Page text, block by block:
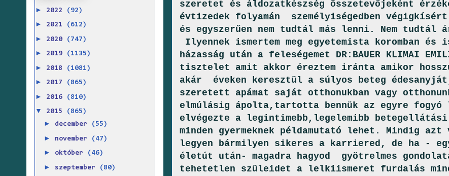
szeretet és áldozatkészség összetevőjeként
évtizedek folyamán személyiségedben
és egyszerűen nem tudtál más lenni. Nem tudtál
Ilyennek ismertem meg egyetemista koromban és
házasság után a feleségemet DR:BAUER KLIMAI
tisztelet amit akkor éreztem iránta amikor hosszú
akár éveken keresztül a súlyos beteg
szeretett apámat saját otthonukban vagy
elmúlásig ápolta,tartotta bennük az egyre
elvégezte a legintimebb,legelemibb
minden gyermeknek példamutató lehet. Mindig
legyen bármilyen sikeres a karriered, de ha -
életút után- magadra hagyod gyötrelmes
tehetetlen szüleidet a lelkiismeret furdalás
► 2022 (92)
► 2021 (612)
► 2020 (747)
► 2019 (1135)
► 2018 (1081)
► 2017 (865)
► 2016 (810)
▼ 2015 (865)
► december (55)
► november (47)
► október (46)
► szeptember (80)